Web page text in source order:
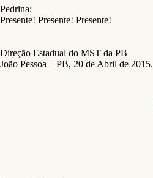
Pedrina:
Presente! Presente! Presente!
Direção Estadual do MST da PB
João Pessoa – PB, 20 de Abril de 2015.